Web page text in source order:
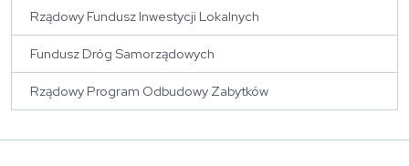
Rządowy Fundusz Inwestycji Lokalnych
Fundusz Dróg Samorządowych
Rządowy Program Odbudowy Zabytków